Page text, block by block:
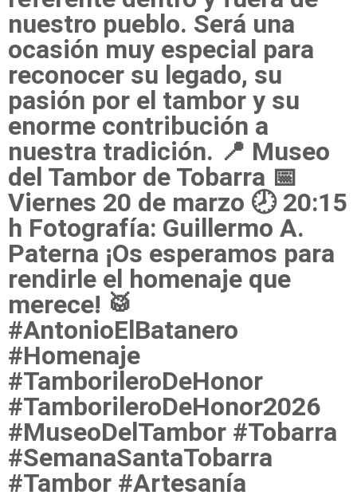
nuestro pueblo. Será una
ocasión muy especial para
reconocer su legado, su
pasión por el tambor y su
enorme contribución a
nuestra tradición. 📍 Museo
del Tambor de Tobarra 📅
Viernes 20 de marzo 🕗 20:15
h Fotografía: Guillermo A.
Paterna ¡Os esperamos para
rendirle el homenaje que
merece! 🥁
#AntonioElBatanero
#Homenaje
#TamborileroDeHonor
#TamborileroDeHonor2026
#MuseoDelTambor #Tobarra
#SemanaSantaTobarra
#Tambor #Artesanía